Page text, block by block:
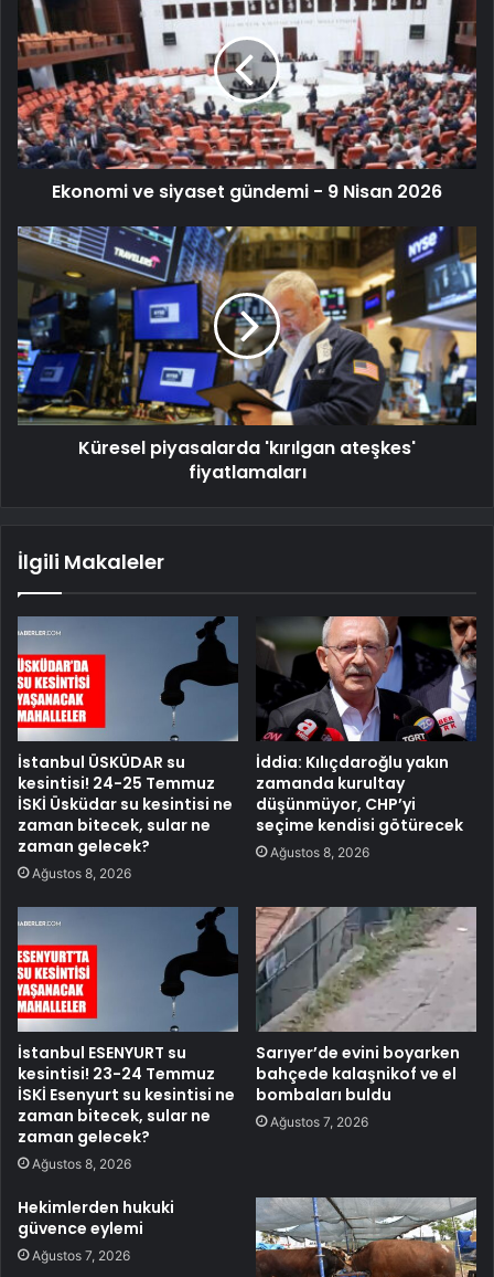
Ekonomi ve siyaset gündemi - 9 Nisan 2026
Küresel piyasalarda 'kırılgan ateşkes'
fiyatlamaları
İlgili Makaleler
İstanbul ÜSKÜDAR su
kesintisi! 24-25 Temmuz
İSKİ Üsküdar su kesintisi ne
zaman bitecek, sular ne
zaman gelecek?
Ağustos 8, 2026
İddia: Kılıçdaroğlu yakın
zamanda kurultay
düşünmüyor, CHP’yi
seçime kendisi götürecek
Ağustos 8, 2026
İstanbul ESENYURT su
kesintisi! 23-24 Temmuz
İSKİ Esenyurt su kesintisi ne
zaman bitecek, sular ne
zaman gelecek?
Ağustos 8, 2026
Sarıyer’de evini boyarken
bahçede kalaşnikof ve el
bombaları buldu
Ağustos 7, 2026
Hekimlerden hukuki
güvence eylemi
Ağustos 7, 2026